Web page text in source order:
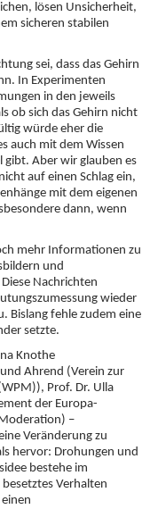
lösen Unsicherheit,
sicheren stabilen
sei, dass das Gehirn
In Experimenten
in den jeweils
ob sich das Gehirn nicht
würde eher die
auch mit dem Wissen
gibt. Aber wir glauben es
auf einen Schlag ein,
mit dem eigenen
dann, wenn
mehr Informationen zu
und
Nachrichten
wieder
Bislang fehle zudem eine
setzte.
Knothe
Ahrend (Verein zur
Prof. Dr. Ulla
der Europa-
–
Veränderung zu
hervor: Drohungen und
bestehe im
Verhalten